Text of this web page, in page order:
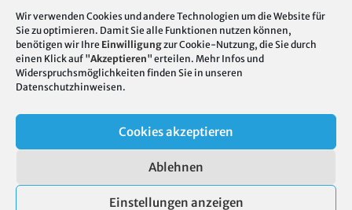
Wir verwenden Cookies und andere Technologien um die Website für
Sie zu optimieren. Damit Sie alle Funktionen nutzen können,
benötigen wir Ihre Einwilligungzur Cookie-Nutzung, die Sie durch
einen Klick auf "Akzeptieren" erteilen. Mehr Infos und
Widerspruchsmöglichkeiten finden Sie in unseren
Datenschutzhinweisen.
Cookies akzeptieren
Ablehnen
Einstellungen anzeigen
Presse
Glossar
Impressum
© 2026
Stadtentwässerung
Server Standort
Deutschland
regenerativer
Energie